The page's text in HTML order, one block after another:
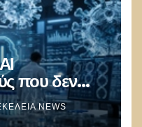
που δεν
–
μόλις
NEWS